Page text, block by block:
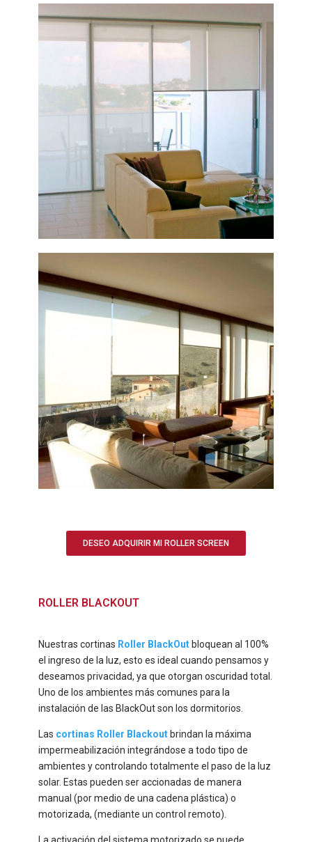
DESEO ADQUIRIR MI ROLLER SCREEN
ROLLER BLACKOUT
Nuestras cortinas Roller BlackOutbloquean al 100%
el ingreso de la luz, esto es ideal cuando pensamos y
deseamos privacidad, ya que otorgan oscuridad total.
Uno de los ambientes más comunes para la
instalación de las BlackOut son los dormitorios.
Las cortinas Roller Blackoutbrindan la máxima
impermeabilización integrándose a todo tipo de
ambientes y controlando totalmente el paso de la luz
solar. Estas pueden ser accionadas de manera
manual (por medio de una cadena plástica) o
motorizada, (mediante un control remoto).
La activación del sistema motorizado se puede